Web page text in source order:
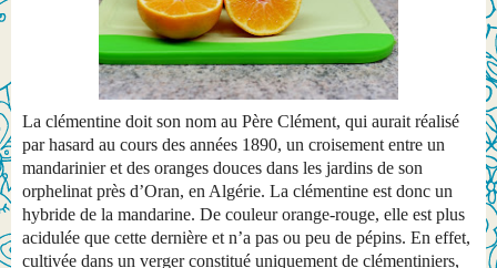
La clémentine doit son nom au Père Clément, qui aurait réalisé
par hasard au cours des années 1890, un croisement entre un
mandarinier et des oranges douces dans les jardins de son
orphelinat près d’Oran, en Algérie. La clémentine est donc un
hybride de la mandarine. De couleur orange-rouge, elle est plus
acidulée que cette dernière et n’a pas ou peu de pépins. En effet,
cultivée dans un verger constitué uniquement de clémentiniers,